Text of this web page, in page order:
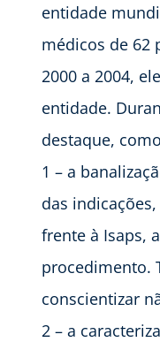
entidade
médicos de 62
2000 a 2004,
entidade.
destaque,
1 – a
das
frente à Isaps,
procedimento.
conscientizar
2 – a